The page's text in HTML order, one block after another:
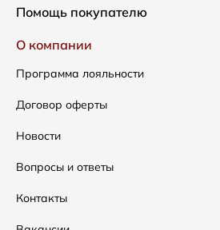
Новинки
Одежда
Сумки
Аксессуары
Распродажа
Подарочные сертификаты
Помощь покупателю
Доставка и оплата
Как оформить заказ
Условия возвратов
Таблица размеров
Уход за одеждой
О компании
Программа лояльности
Договор оферты
Новости
Вопросы и ответы
Контакты